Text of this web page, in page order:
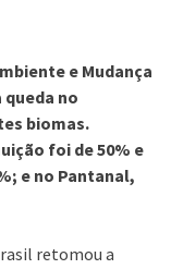
e Mudança
no
biomas.
foi de 50% e
e no Pantanal,
retomou a